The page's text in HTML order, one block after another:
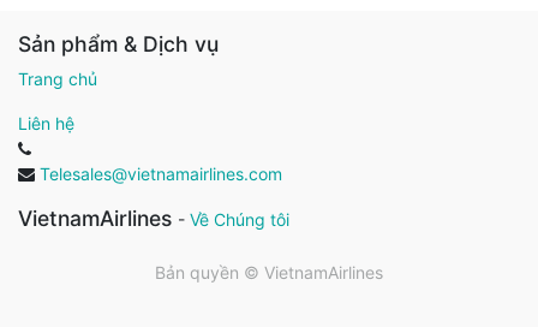
Sản phẩm & Dịch vụ
Trang chủ
Liên hệ
Telesales@vietnamairlines.com
VietnamAirlines - Về Chúng tôi
Bản quyền © VietnamAirlines